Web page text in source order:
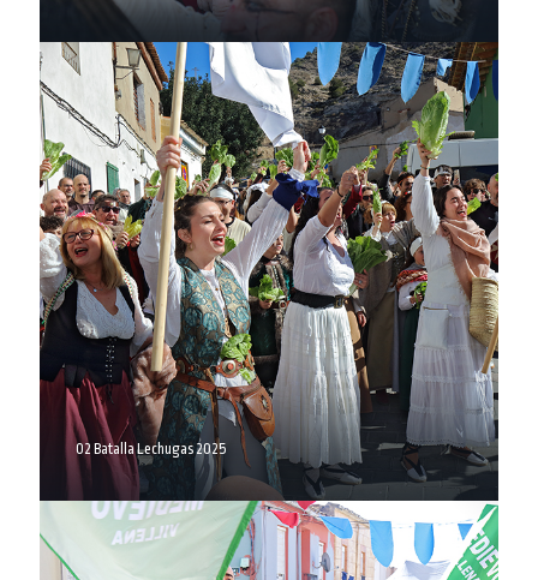
02 Batalla Lechugas 2025